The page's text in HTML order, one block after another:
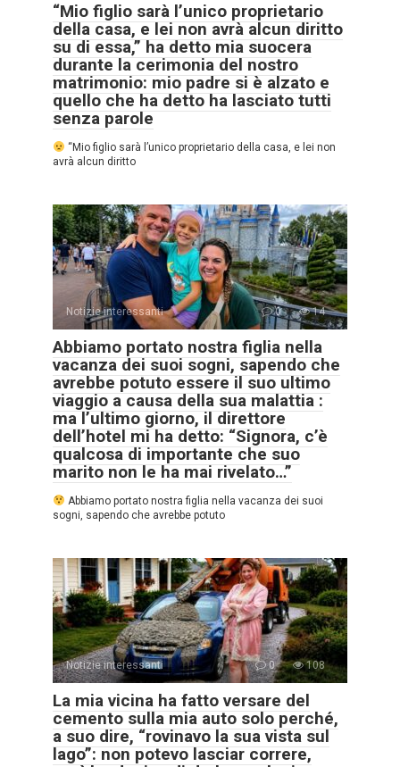
“Mio figlio sarà l’unico proprietario
della casa, e lei non avrà alcun diritto
su di essa,” ha detto mia suocera
durante la cerimonia del nostro
matrimonio: mio padre si è alzato e
quello che ha detto ha lasciato tutti
senza parole
“Mio figlio sarà l’unico proprietario della casa, e lei non
avrà alcun diritto
Notizie interessanti 0 14
Abbiamo portato nostra figlia nella
vacanza dei suoi sogni, sapendo che
avrebbe potuto essere il suo ultimo
viaggio a causa della sua malattia :
ma l’ultimo giorno, il direttore
dell’hotel mi ha detto: “Signora, c’è
qualcosa di importante che suo
marito non le ha mai rivelato…”
Abbiamo portato nostra figlia nella vacanza dei suoi
sogni, sapendo che avrebbe potuto
Notizie interessanti 0 108
La mia vicina ha fatto versare del
cemento sulla mia auto solo perché,
a suo dire, “rovinavo la sua vista sul
lago”: non potevo lasciar correre,